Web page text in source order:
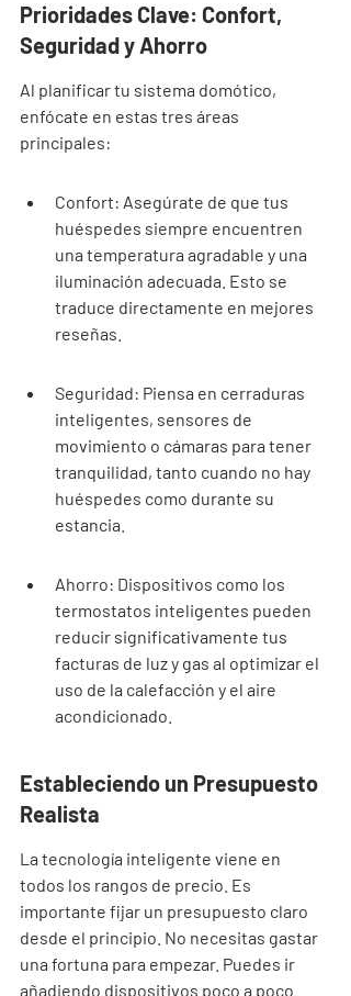
Prioridades Clave: Confort,
Seguridad y Ahorro
Al planificar tu sistema domótico,
enfócate en estas tres áreas
principales:
Confort: Asegúrate de que tus
huéspedes siempre encuentren
una temperatura agradable y una
iluminación adecuada. Esto se
traduce directamente en mejores
reseñas.
Seguridad: Piensa en cerraduras
inteligentes, sensores de
movimiento o cámaras para tener
tranquilidad, tanto cuando no hay
huéspedes como durante su
estancia.
Ahorro: Dispositivos como los
termostatos inteligentes pueden
reducir significativamente tus
facturas de luz y gas al optimizar el
uso de la calefacción y el aire
acondicionado.
Estableciendo un Presupuesto
Realista
La tecnología inteligente viene en
todos los rangos de precio. Es
importante fijar un presupuesto claro
desde el principio. No necesitas gastar
una fortuna para empezar. Puedes ir
añadiendo dispositivos poco a poco.